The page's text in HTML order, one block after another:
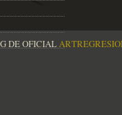
DE OFICIAL